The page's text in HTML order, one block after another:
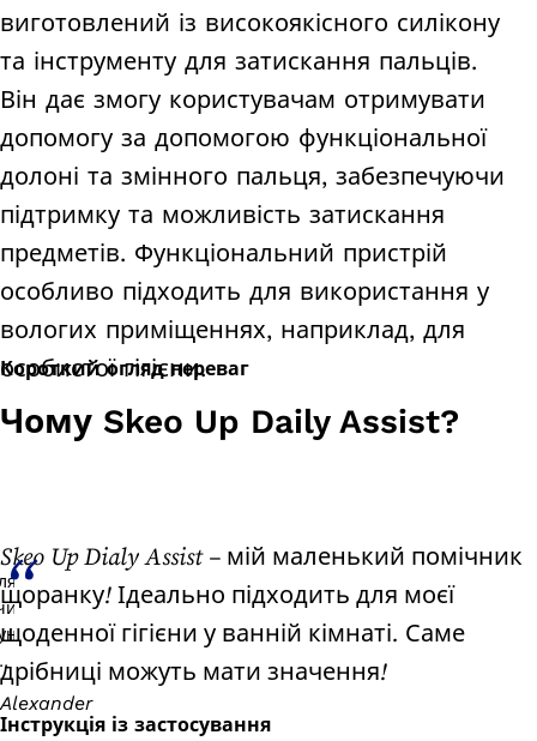
виготовлений із високоякісного силікону
та інструменту для затискання пальців.
Він дає змогу користувачам отримувати
допомогу за допомогою функціональної
долоні та змінного пальця, забезпечуючи
підтримку та можливість затискання
предметів. Функціональний пристрій
особливо підходить для використання у
вологих приміщеннях, наприклад, для
особистої гігієни.
Короткий огляд переваг
Чому Skeo Up Daily Assist?
Skeo Up Dialy Assist – мій маленький помічник
щоранку! Ідеально підходить для моєї
щоденної гігієни у ванній кімнаті. Саме
дрібниці можуть мати значення!
Alexander
Інструкція із застосування